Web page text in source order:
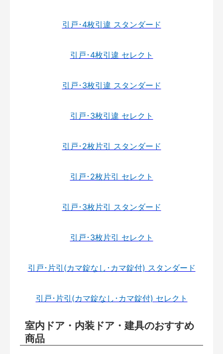
引戸･4枚引違 スタンダード
引戸･4枚引違 セレクト
引戸･3枚引違 スタンダード
引戸･3枚引違 セレクト
引戸･2枚片引 スタンダード
引戸･2枚片引 セレクト
引戸･3枚片引 スタンダード
引戸･3枚片引 セレクト
引戸･片引(カマ錠なし･カマ錠付) スタンダード
引戸･片引(カマ錠なし･カマ錠付) セレクト
室内ドア・内装ドア・建具のおすすめ
商品